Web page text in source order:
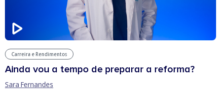
Carreira e Rendimentos
Ainda vou a tempo de preparar a reforma?
Sara Fernandes